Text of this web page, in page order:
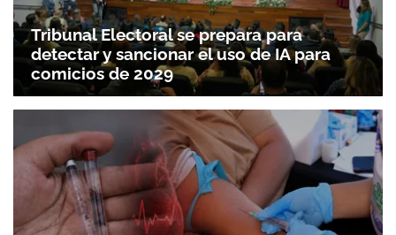
Tribunal Electoral se prepara para
detectar y sancionar el uso de IA para
comicios de 2029